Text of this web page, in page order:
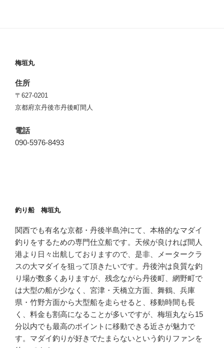
梅垣丸
住所
〒627-0201
京都府京丹後市丹後町間人
電話
090-5976-8493
釣り船 梅垣丸
関西でも有名な京都・丹後半島沖にて、本格的なマダイ
釣りをするための専門仕立船です。天候が良ければ間人
港より日々出航しておりますので、是非、メータークラ
スの大マダイを狙って頂きたいです。丹後沖は良質な釣
り場が数多くありますが、残念ながら丹後町、網野町で
は大型の船が少なく、宮津・天橋立方面、舞鶴、兵庫
県・竹野方面から大型船を走らせると、移動時間も長
く、料金も割高になることが多いですが、梅垣丸なら15
分以内でも最高のポイントに移動できる近さが魅力で
す。マダイ釣りが好きでたまらないという釣りファンを